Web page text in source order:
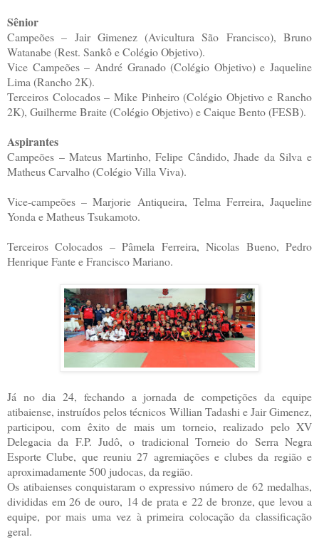
Sênior
Campeões – Jair Gimenez (Avicultura São Francisco), Bruno
Watanabe (Rest. Sankô e Colégio Objetivo).
Vice Campeões – André Granado (Colégio Objetivo) e Jaqueline
Lima (Rancho 2K).
Terceiros Colocados – Mike Pinheiro (Colégio Objetivo e Rancho
2K), Guilherme Braite (Colégio Objetivo) e Caique Bento (FESB).
Aspirantes
Campeões – Mateus Martinho, Felipe Cândido, Jhade da Silva e
Matheus Carvalho (Colégio Villa Viva).
Vice-campeões – Marjorie Antiqueira, Telma Ferreira, Jaqueline
Yonda e Matheus Tsukamoto.
Terceiros Colocados – Pâmela Ferreira, Nicolas Bueno, Pedro
Henrique Fante e Francisco Mariano.
Já no dia 24, fechando a jornada de competições da equipe
atibaiense, instruídos pelos técnicos Willian Tadashi e Jair Gimenez,
participou, com êxito de mais um torneio, realizado pelo XV
Delegacia da F.P. Judô, o tradicional Torneio do Serra Negra
Esporte Clube, que reuniu 27 agremiações e clubes da região e
aproximadamente 500 judocas, da região.
Os atibaienses conquistaram o expressivo número de 62 medalhas,
divididas em 26 de ouro, 14 de prata e 22 de bronze, que levou a
equipe, por mais uma vez à primeira colocação da classificação
geral.